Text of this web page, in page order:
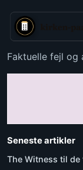
Faktuelle fejl og
Seneste artikler
The Witness til